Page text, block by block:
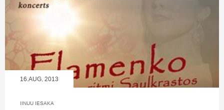
16.AUG, 2013
IINUU IESAKA